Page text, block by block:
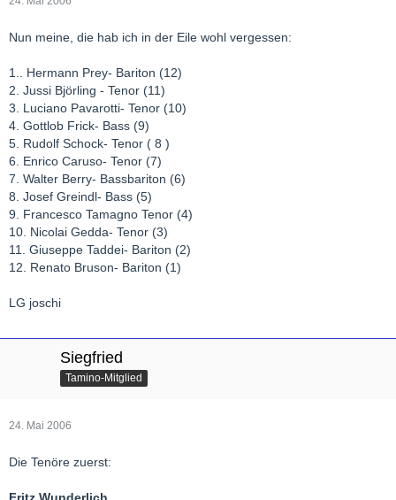
Nun meine, die hab ich in der Eile wohl vergessen:
1.. Hermann Prey- Bariton (12)
2. Jussi Björling - Tenor (11)
3. Luciano Pavarotti- Tenor (10)
4. Gottlob Frick- Bass (9)
5. Rudolf Schock- Tenor ( 8 )
6. Enrico Caruso- Tenor (7)
7. Walter Berry- Bassbariton (6)
8. Josef Greindl- Bass (5)
9. Francesco Tamagno Tenor (4)
10. Nicolai Gedda- Tenor (3)
11. Giuseppe Taddei- Bariton (2)
12. Renato Bruson- Bariton (1)
LG joschi
Siegfried
Tamino-Mitglied
24. Mai 2006
Die Tenöre zuerst: